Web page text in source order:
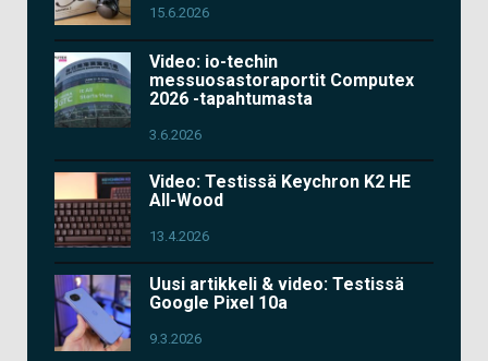
15.6.2026
Video: io-techin
messuosastoraportit Computex
2026 -tapahtumasta
3.6.2026
Video: Testissä Keychron K2 HE
All-Wood
13.4.2026
Uusi artikkeli & video: Testissä
Google Pixel 10a
9.3.2026